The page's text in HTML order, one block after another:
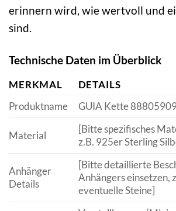
erinnern wird, wie wertvoll und
sind.
Technische Daten im Überblick
MERKMAL
DETAILS
Produktname
GUIA Kette 88805909
Material
[Bitte spezifisches
z.B. 925er Sterling
Anhänger
Details
[Bitte detaillierte
Anhängers einsetzen,
eventuelle Steine]